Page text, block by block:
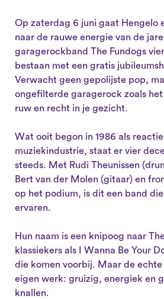
Op zaterdag 6 juni gaat Hengelo
naar de rauwe energie van de
garagerockband The Fundogs
bestaan met een gratis
Verwacht geen gepolijste pop,
ongefilterde garagerock zoals
ruw en recht in je gezicht.
Wat ooit begon in 1986 als
muziekindustrie, staat er vier
steeds. Met Rudi Theunissen
Bert van der Molen (gitaar) en
op het podium, is dit een band
ervaren.
Hun naam is een knipoog naar
klassiekers als I Wanna Be Your
die komen voorbij. Maar de
eigen werk: gruizig, energiek en
knallen.